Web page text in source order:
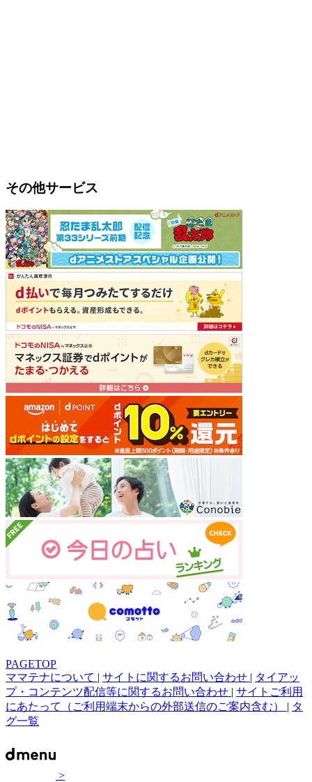
その他サービス
PAGETOP
ママテナについて | サイトに関するお問い合わせ | タイアッ
プ・コンテンツ配信等に関するお問い合わせ | サイトご利用
にあたって（ご利用端末からの外部送信のご案内含む） | タ
グ一覧
>